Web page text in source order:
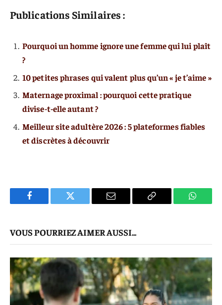
Publications Similaires :
Pourquoi un homme ignore une femme qui lui plaît
?
10 petites phrases qui valent plus qu’un « je t’aime »
Maternage proximal : pourquoi cette pratique
divise-t-elle autant ?
Meilleur site adultère 2026 : 5 plateformes fiables
et discrètes à découvrir
Facebook Twitter
E-
Copier
VOUS POURRIEZ AIMER AUSSI...